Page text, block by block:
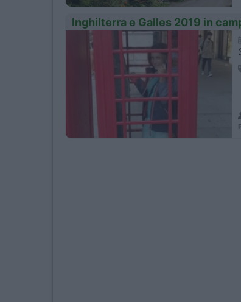
Inghilterra e Galles 2019 in